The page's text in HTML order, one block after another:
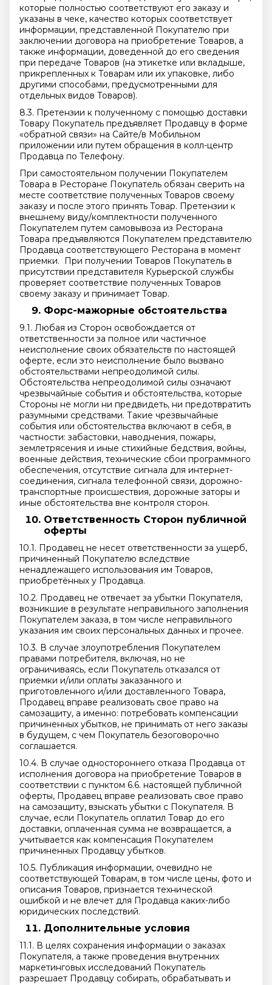
которые полностью соответствуют его заказу и
указаны в чеке, качество которых соответствует
информации, представленной Покупателю при
заключении договора на приобретение Товаров, а
также информации, доведенной до его сведения
при передаче Товаров (на этикетке или вкладыше,
прикрепленных к Товарам или их упаковке, либо
другими способами, предусмотренными для
отдельных видов Товаров).
8.3. Претензии к полученному с помощью доставки
Товару Покупатель предъявляет Продавцу в форме
«обратной связи» на Сайте/в Мобильном
приложении или путем обращения в колл-центр
Продавца по Телефону.
При самостоятельном получении Покупателем
Товара в Ресторане Покупатель обязан сверить на
месте соответствие полученных Товаров своему
заказу и после этого принять Товар. Претензии к
внешнему виду/комплектности полученного
Покупателем путем самовывоза из Ресторана
Товара предъявляются Покупателем представителю
Продавца соответствующего Ресторана в момент
приемки. При получении Товаров Покупатель в
присутствии представителя Курьерской службы
проверяет соответствие полученных Товаров
своему заказу и принимает Товар.
Форс-мажорные обстоятельства
9.1. Любая из Сторон освобождается от
ответственности за полное или частичное
неисполнение своих обязательств по настоящей
оферте, если это неисполнение было вызвано
обстоятельствами непреодолимой силы.
Обстоятельства непреодолимой силы означают
чрезвычайные события и обстоятельства, которые
Стороны не могли ни предвидеть, ни предотвратить
разумными средствами. Такие чрезвычайные
события или обстоятельства включают в себя, в
частности: забастовки, наводнения, пожары,
землетрясения и иные стихийные бедствия, войны,
военные действия, технические сбои программного
обеспечения, отсутствие сигнала для интернет-
соединения, сигнала телефонной связи, дорожно-
транспортные происшествия, дорожные заторы и
иные обстоятельства вне контроля сторон.
Ответственность Сторон публичной
оферты
10.1. Продавец не несет ответственности за ущерб,
причиненный Покупателю вследствие
ненадлежащего использования им Товаров,
приобретённых у Продавца.
10.2. Продавец не отвечает за убытки Покупателя,
возникшие в результате неправильного заполнения
Покупателем заказа, в том числе неправильного
указания им своих персональных данных и прочее.
10.3. В случае злоупотребления Покупателем
правами потребителя, включая, но не
ограничиваясь, если Покупатель отказался от
приемки и/или оплаты заказанного и
приготовленного и/или доставленного Товара,
Продавец вправе реализовать свое право на
самозащиту, а именно: потребовать компенсации
причиненных убытков, не принимать от него заказы
в будущем, с чем Покупатель безоговорочно
соглашается.
10.4. В случае одностороннего отказа Продавца от
исполнения договора на приобретение Товаров в
соответствии с пунктом 6.6. настоящей публичной
оферты, Продавец вправе реализовать свое право
на самозащиту, взыскать убытки с Покупателя. В
случае, если Покупатель оплатил Товар до его
доставки, оплаченная сумма не возвращается, а
учитывается как компенсация Покупателем
причиненных Продавцу убытков.
10.5. Публикация информации, очевидно не
соответствующей Товарам, в том числе цены, фото и
описания Товаров, признается технической
ошибкой и не влечет для Продавца каких-либо
юридических последствий.
Дополнительные условия
11.1. В целях сохранения информации о заказах
Покупателя, а также проведения внутренних
маркетинговых исследований Покупатель
разрешает Продавцу собирать, обрабатывать и